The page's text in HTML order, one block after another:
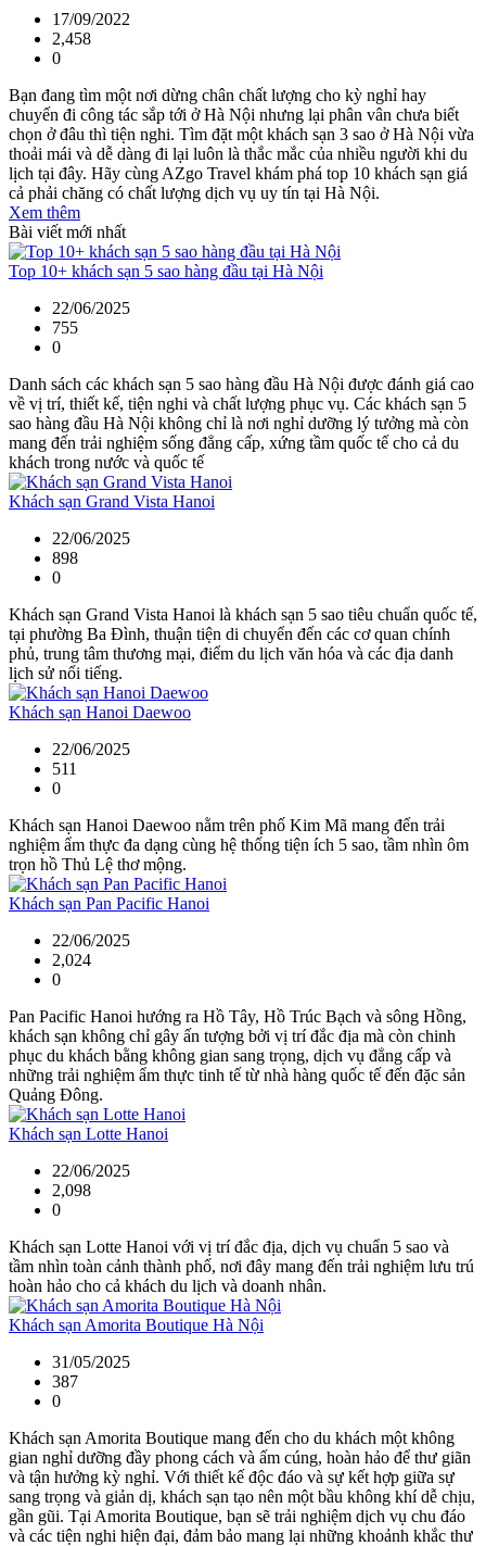
17/09/2022
2,458
0
Bạn đang tìm một nơi dừng chân chất lượng cho kỳ nghỉ hay
chuyến đi công tác sắp tới ở Hà Nội nhưng lại phân vân chưa biết
chọn ở đâu thì tiện nghi. Tìm đặt một khách sạn 3 sao ở Hà Nội vừa
thoải mái và dễ dàng đi lại luôn là thắc mắc của nhiều người khi du
lịch tại đây. Hãy cùng AZgo Travel khám phá top 10 khách sạn giá
cả phải chăng có chất lượng dịch vụ uy tín tại Hà Nội.
Xem thêm
Bài viết mới nhất
Top 10+ khách sạn 5 sao hàng đầu tại Hà Nội
22/06/2025
755
0
Danh sách các khách sạn 5 sao hàng đầu Hà Nội được đánh giá cao
về vị trí, thiết kế, tiện nghi và chất lượng phục vụ. Các khách sạn 5
sao hàng đầu Hà Nội không chỉ là nơi nghỉ dưỡng lý tưởng mà còn
mang đến trải nghiệm sống đẳng cấp, xứng tầm quốc tế cho cả du
khách trong nước và quốc tế
Khách sạn Grand Vista Hanoi
22/06/2025
898
0
Khách sạn Grand Vista Hanoi là khách sạn 5 sao tiêu chuẩn quốc tế,
tại phường Ba Đình, thuận tiện di chuyển đến các cơ quan chính
phủ, trung tâm thương mại, điểm du lịch văn hóa và các địa danh
lịch sử nổi tiếng.
Khách sạn Hanoi Daewoo
22/06/2025
511
0
Khách sạn Hanoi Daewoo nằm trên phố Kim Mã mang đến trải
nghiệm ẩm thực đa dạng cùng hệ thống tiện ích 5 sao, tầm nhìn ôm
trọn hồ Thủ Lệ thơ mộng.
Khách sạn Pan Pacific Hanoi
22/06/2025
2,024
0
Pan Pacific Hanoi hướng ra Hồ Tây, Hồ Trúc Bạch và sông Hồng,
khách sạn không chỉ gây ấn tượng bởi vị trí đắc địa mà còn chinh
phục du khách bằng không gian sang trọng, dịch vụ đẳng cấp và
những trải nghiệm ẩm thực tinh tế từ nhà hàng quốc tế đến đặc sản
Quảng Đông.
Khách sạn Lotte Hanoi
22/06/2025
2,098
0
Khách sạn Lotte Hanoi với vị trí đắc địa, dịch vụ chuẩn 5 sao và
tầm nhìn toàn cảnh thành phố, nơi đây mang đến trải nghiệm lưu trú
hoàn hảo cho cả khách du lịch và doanh nhân.
Khách sạn Amorita Boutique Hà Nội
31/05/2025
387
0
Khách sạn Amorita Boutique mang đến cho du khách một không
gian nghỉ dưỡng đầy phong cách và ấm cúng, hoàn hảo để thư giãn
và tận hưởng kỳ nghỉ. Với thiết kế độc đáo và sự kết hợp giữa sự
sang trọng và giản dị, khách sạn tạo nên một bầu không khí dễ chịu,
gần gũi. Tại Amorita Boutique, bạn sẽ trải nghiệm dịch vụ chu đáo
và các tiện nghi hiện đại, đảm bảo mang lại những khoảnh khắc thư